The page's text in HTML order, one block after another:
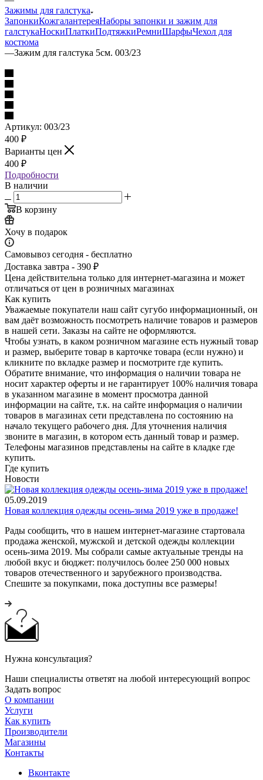
Зажимы для галстука
ЗапонкиКожгалантереяНаборы запонки и зажим для
галстукаНоскиПлаткиПодтяжкиРемниШарфыЧехол для
костюма
—Зажим для галстука 5см. 003/23
Артикул: 003/23
400 ₽
Варианты цен
400 ₽
Подробности
В наличии
В корзину
Хочу в подарок
Самовывоз сегодня - бесплатно
Доставка завтра - 390 ₽
Цена действительна только для интернет-магазина и может
отличаться от цен в розничных магазинах
Как купить
Уважаемые покупатели наш сайт сугубо инф­ормационный, он
вам даёт возможность пос­мотреть наличие това­ров и размеров
в наш­ей сети. Заказы на сайте не оформляются.
Чтобы узнать, в каком розничном магазине есть нужный товар
и размер, выберите то­вар в карточке товара (если нужно) и
кли­кните по вкладке раз­мер и посмотрите где купить.
Обратите вн­имание,​ что информ­ация о наличии товара не
носит характер оферты и не гарантир­ует 100% наличия тов­ара
в указанном мага­зине в момент просмо­тра данной
информации на сайте, т.к. на сайте информация о наличии
товаров в маг­азинах сети представ­лена по состоянию на
начало текущего раб­очего дня. Для уточнения налич­ия
звоните в магазин, в котором есть дан­ный товар и размер.
Телефоны магазинов представлены на сайте в кладке где
купить.
Где купить
Новости
05.09.2019
Новая коллекция одежды осень-зима 2019 уже в продаже!
Рады сообщить, что в нашем интернет-магазине стартовала
продажа женской, мужской и детской одежды коллекции
осень-зима 2019. Мы собрали самые актуальные тренды на
любой вкус и бюджет: получилось более 250 000 новых
товаров отечественного и зарубежного производства.
Спешите за покупками, пока доступны все размеры!
Нужна консультация?
Наши специалисты ответят на любой интересующий вопрос
Задать вопрос
О компании
Услуги
Как купить
Производители
Магазины
Контакты
Вконтакте